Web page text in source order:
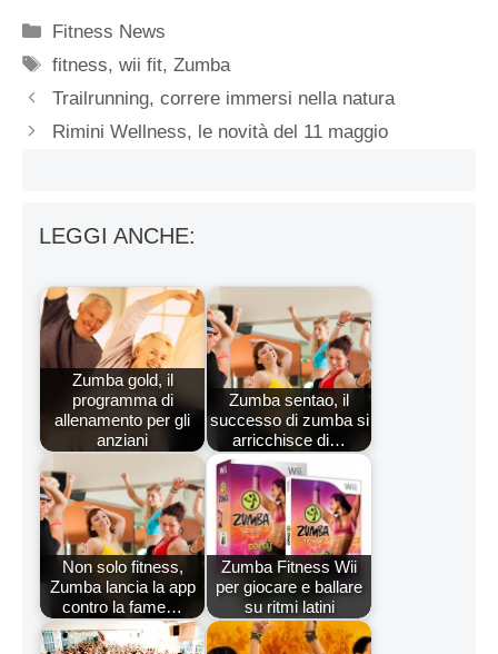
Categorie
Fitness News
Tag
fitness,wii fit,Zumba
Trailrunning, correre immersi nella natura
Rimini Wellness, le novità del 11 maggio
LEGGI ANCHE:
Zumba gold, il
programma di
allenamento per gli
anziani
Zumba sentao, il
successo di zumba si
arricchisce di…
Non solo fitness,
Zumba lancia la app
contro la fame…
Zumba Fitness Wii
per giocare e ballare
su ritmi latini